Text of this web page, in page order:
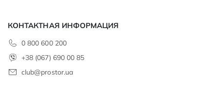
КОНТАКТНАЯ ИНФОРМАЦИЯ
0 800 600 200
+38 (067) 690 00 85
club@prostor.ua